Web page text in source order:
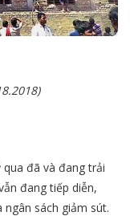
đã và đang trải
đang tiếp diễn,
sách giảm sút.